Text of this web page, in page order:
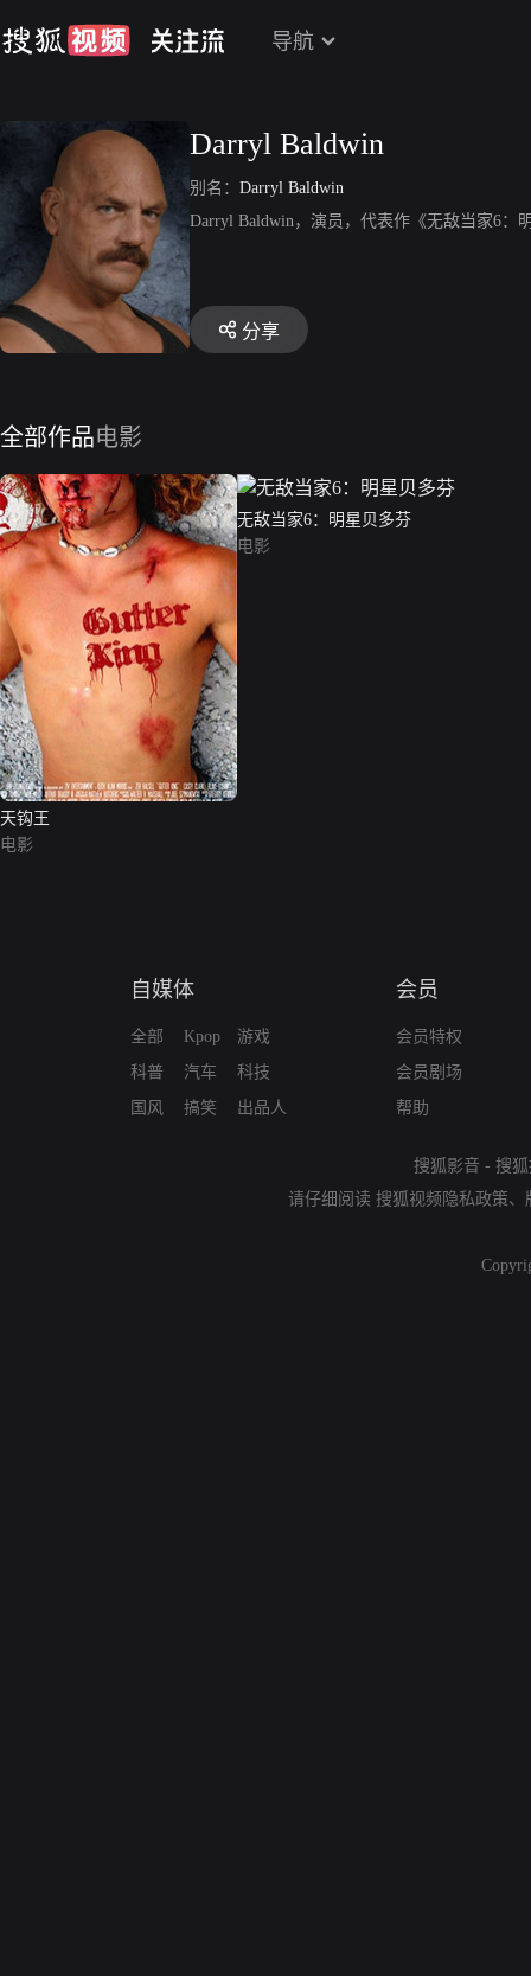
导航
Darryl Baldwin
别名： Darryl Baldwin
Darryl Baldwin，演员，代表作《无敌当家6：
分享
全部作品电影
天钩王
电影
无敌当家6：明星贝多芬
电影
自媒体
全部
科普
国风
Kpop
汽车
搞笑
游戏
科技
出品人
会员
会员特权
会员剧场
帮助
搜狐影音 - 搜
请仔细阅读 搜狐视频隐私政策、